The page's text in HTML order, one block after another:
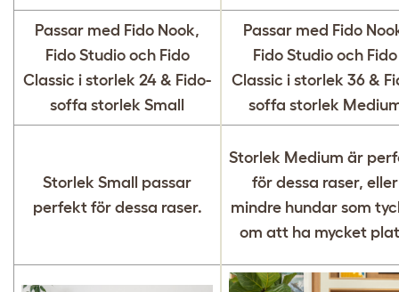
Passar med Fido Nook,
Fido Studio och Fido
Classic i storlek 24 & Fido-
soffa storlek Small
Passar med Fido
Fido Studio och Fido
Classic i storlek 36 &
soffa storlek
Storlek Small passar
perfekt för dessa raser.
Storlek Medium är
för dessa raser, eller
mindre hundar som
om att ha mycket